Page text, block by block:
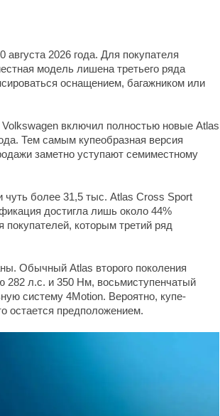
2026 года. Для покупателя
модель лишена третьего ряда
оснащением, багажником или
включил полностью новые Atlas
Тем самым купеобразная версия
заметно уступают семиместному
более 31,5 тыс. Atlas Cross Sport
достигла лишь около 44%
покупателей, которым третий ряд
Обычный Atlas второго поколения
282 л.с. и 350 Нм, восьмиступенчатый
систему 4Motion. Вероятно, купе-
остается предположением.